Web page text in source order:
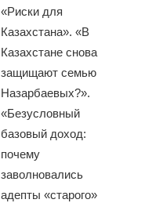
«Риски для
Казахстана». «В
Казахстане снова
защищают семью
Назарбаевых?».
«Безусловный
базовый доход:
почему
заволновались
адепты «старого»